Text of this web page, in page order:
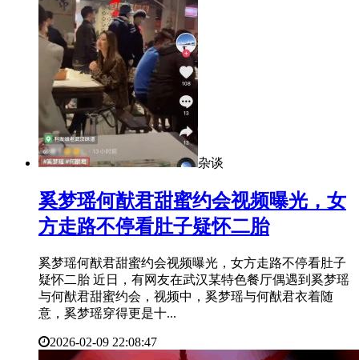
杂谈
​奚梦瑶何猷君甜蜜约会视频曝光，女
方走路不停看肚子疑怀二胎
奚梦瑶何猷君甜蜜约会视频曝光，女方走路不停看肚子
疑怀二胎 近日，有网友在武汉某特色餐厅偶遇到奚梦瑶
与何猷君甜蜜约会，视频中，奚梦瑶与何猷君衣着随
意，奚梦瑶穿得更是十...
2026-02-09 22:08:47